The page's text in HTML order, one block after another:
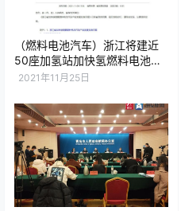
（燃料电池汽车）浙江将建近
50座加氢站加快氢燃料电池汽
车产业培育
2021年11月25日